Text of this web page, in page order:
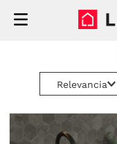
Relevancia